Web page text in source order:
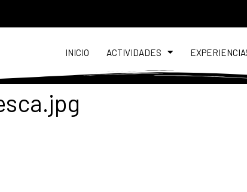
INICIO ACTIVIDADES